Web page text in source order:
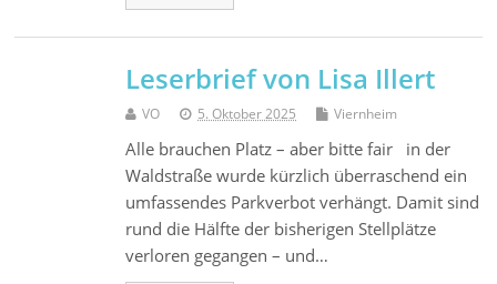
Leserbrief von Lisa Illert
VO 5. Oktober 2025 Viernheim
Alle brauchen Platz – aber bitte fair in der
Waldstraße wurde kürzlich überraschend ein
umfassendes Parkverbot verhängt. Damit sind
rund die Hälfte der bisherigen Stellplätze
verloren gegangen – und…